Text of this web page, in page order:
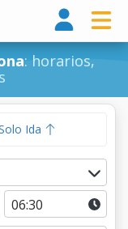
: horarios,
Ida